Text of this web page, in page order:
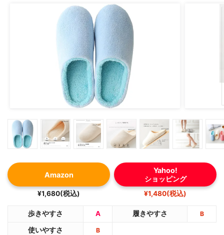
Amazon
¥1,680(税込)
Yahoo!
ショッピング
¥1,480(税込)
歩きやすさ A 履きやすさ B
使いやすさ B